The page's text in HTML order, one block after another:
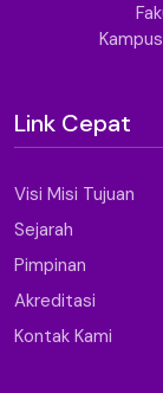
Link Cepat
Visi Misi Tujuan
Sejarah
Pimpinan
Akreditasi
Kontak Kami